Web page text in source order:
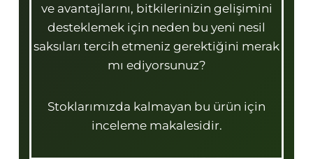
ve avantajlarını, bitkilerinizin gelişimini
desteklemek için neden bu yeni nesil
saksıları tercih etmeniz gerektiğini merak
mı ediyorsunuz?
Stoklarımızda kalmayan bu ürün için
inceleme makalesidir.